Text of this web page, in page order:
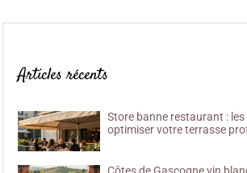
Articles récents
Store banne restaurant :
optimiser votre terrasse